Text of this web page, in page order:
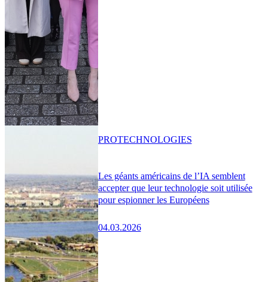
Les géants américains de l’IA semblent
accepter que leur technologie soit utilisée
pour espionner les Européens
04.03.2026
PROTECHNOLOGIES